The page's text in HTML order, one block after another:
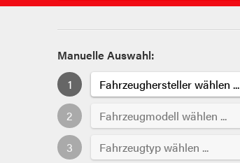
Manuelle Auswahl:
1
Fahrzeughersteller wählen ...
2
Fahrzeugmodell wählen ...
3
Fahrzeugtyp wählen ...